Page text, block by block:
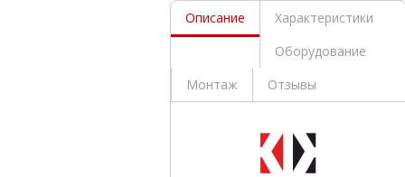
Описание
Характеристики
Оборудование
Монтаж
Отзывы